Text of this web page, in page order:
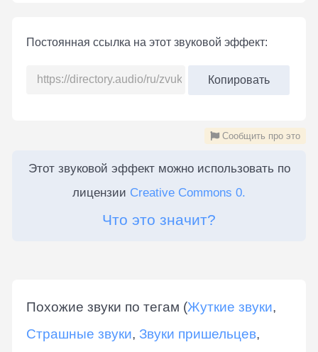
Постоянная ссылка на этот звуковой эффект:
Копировать
Сообщить про это
Этот звуковой эффект можно использовать по
лицензии Creative Commons 0.
Что это значит?
Похожие звуки по тегам (Жуткие звуки,
Страшные звуки, Звуки пришельцев,